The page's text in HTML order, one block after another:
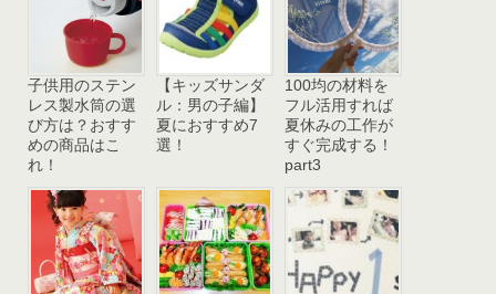
子供用のステン
レス製水筒の選
び方は？おすす
めの商品はこ
れ！
【キッズサンダ
ル：男の子編】
夏におすすめ7
選！
100均の材料を
フル活用すれば
夏休みの工作が
すぐ完成する！
part3